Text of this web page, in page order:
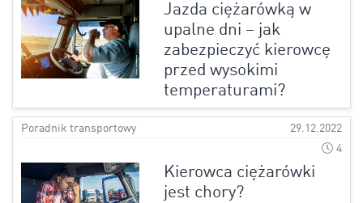
Jazda ciężarówką w
upalne dni – jak
zabezpieczyć kierowcę
przed wysokimi
temperaturami?
Poradnik transportowy
29.12.2022
4
Kierowca ciężarówki
jest chory?